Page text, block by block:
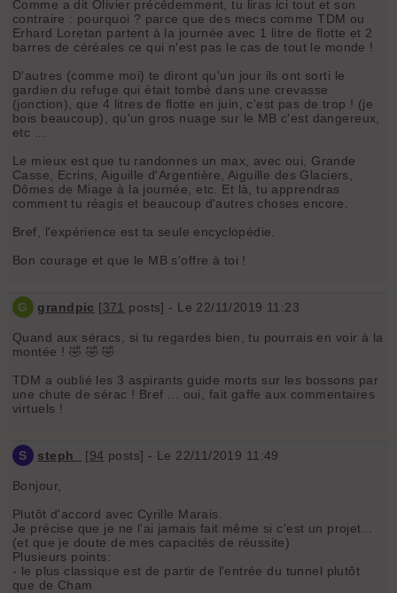
Comme a dit Olivier précédemment, tu liras ici tout et son
contraire : pourquoi ? parce que des mecs comme TDM ou
Erhard Loretan partent à la journée avec 1 litre de flotte et 2
barres de céréales ce qui n'est pas le cas de tout le monde !
D'autres (comme moi) te diront qu'un jour ils ont sorti le
gardien du refuge qui était tombé dans une crevasse
(jonction), que 4 litres de flotte en juin, c'est pas de trop ! (je
bois beaucoup), qu'un gros nuage sur le MB c'est dangereux,
etc ...
Le mieux est que tu randonnes un max, avec oui, Grande
Casse, Ecrins, Aiguille d'Argentière, Aiguille des Glaciers,
Dômes de Miage à la journée, etc. Et là, tu apprendras
comment tu réagis et beaucoup d'autres choses encore.
Bref, l'expérience est ta seule encyclopédie.
Bon courage et que le MB s'offre à toi !
G grandpic [371 posts] - Le 22/11/2019 11:23
Quand aux séracs, si tu regardes bien, tu pourrais en voir à la
montée ! 🤣 🤣 🤣
TDM a oublié les 3 aspirants guide morts sur les bossons par
une chute de sérac ! Bref ... oui, fait gaffe aux commentaires
virtuels !
S steph_ [94 posts] - Le 22/11/2019 11:49
Bonjour,
Plutôt d'accord avec Cyrille Marais.
Je précise que je ne l'ai jamais fait même si c'est un projet...
(et que je doute de mes capacités de réussite)
Plusieurs points:
- le plus classique est de partir de l'entrée du tunnel plutôt
que de Cham